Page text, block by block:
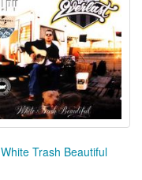
White Trash Beautiful